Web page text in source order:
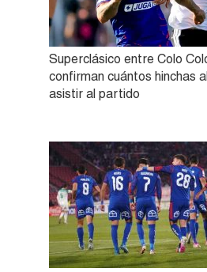
Superclásico entre Colo
confirman cuántos hinchas
asistir al partido